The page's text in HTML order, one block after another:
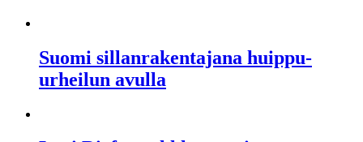
Suomi sillanrakentajana huippu-
urheilun avulla